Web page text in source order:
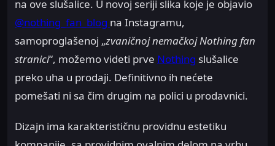
na ove slušalice. U novoj seriji slika koje je objavio
@nothing_fan_blog na Instagramu,
samoproglašenoj „zvaničnoj nemačkoj Nothing fan
stranici“, možemo videti prve Nothing slušalice
preko uha u prodaji. Definitivno ih nećete
pomešati ni sa čim drugim na polici u prodavnici.
Dizajn ima karakterističnu providnu estetiku